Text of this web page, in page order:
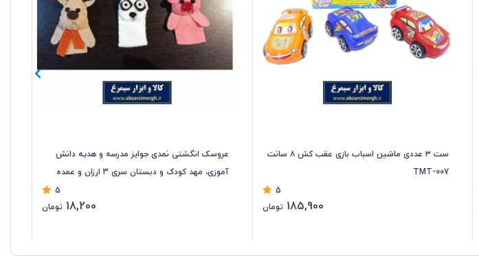
ست ۳ عددی ماشین اسباب بازی عقب کش ۸ سانت
TMT-007
5
185,900 تومان
عروسک انگشتی نمدی جوایز مدرسه و هدیه دانش
آموزی، مهد کودک و دبستان سری 3 ارزان و عمده
5
18,200 تومان